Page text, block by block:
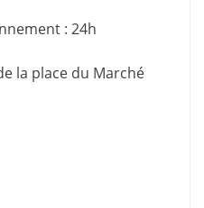
: 24h
la place du Marché